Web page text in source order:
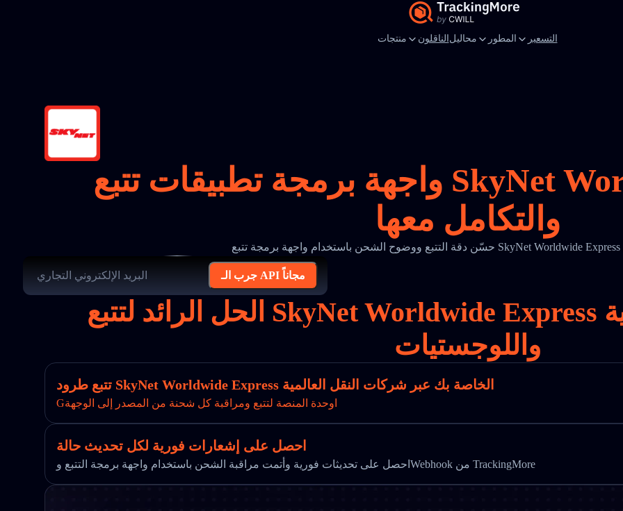
منتجات الناقلون محاليل المطور التسعير
واجهة برمجة تطبيقات تتبع SkyNet Worldwide Express
والتكامل معها
جرب الـ API مجاناً
الحل الرائد لتتبع SkyNet Worldwide Express في التجارة الإلكترونية
واللوجستيات
تتبع طرود SkyNet Worldwide Express الخاصة بك عبر شركات النقل العالمية
Gاوحدة المنصة لتتبع ومراقبة كل شحنة من المصدر إلى الوجهة
احصل على إشعارات فورية لكل تحديث حالة
احصل على تحديثات فورية وأتمت مراقبة الشحن باستخدام واجهة برمجة التتبع وWebhook من TrackingMore